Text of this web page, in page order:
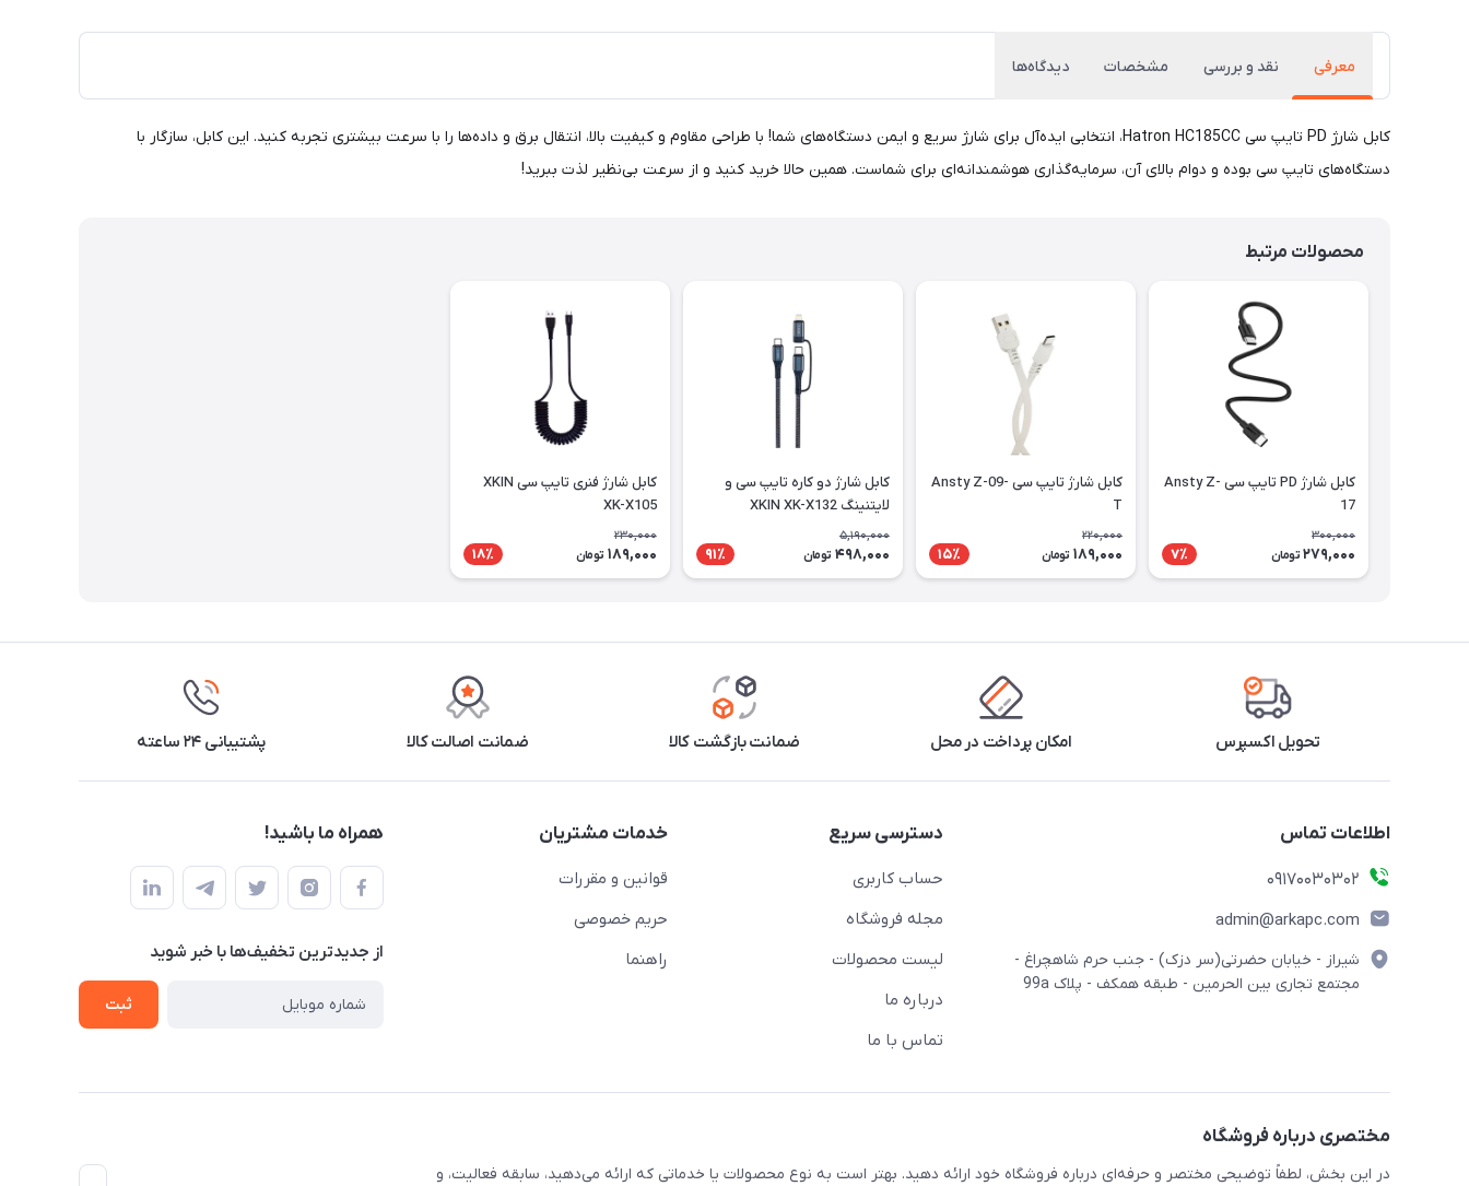
معرفی نقد و بررسی مشخصات دیدگاه‌ها
کابل شارژ PD تایپ سی Hatron HC185CC، انتخابی ایده‌آل برای شارژ سریع و ایمن دستگاه‌های شما! با طراحی مقاوم و کیفیت بالا، انتقال برق و داده‌ها را با سرعت بیشتری تجربه کنید. این کابل، سازگار با
دستگاه‌های تایپ سی بوده و دوام بالای آن، سرمایه‌گذاری هوشمندانه‌ای برای شماست. همین حالا خرید کنید و از سرعت بی‌نظیر لذت ببرید!
محصولات مرتبط
کابل شارژ PD تایپ سی Ansty Z-
17
300,000
279,000 تومان 7٪
کابل شارژ تایپ سی Ansty Z-09-
T
220,000
189,000 تومان 15٪
کابل شارژ دو کاره تایپ سی و
لایتنینگ XKIN XK-X132
5,190,000
498,000 تومان 91٪
کابل شارژ فنری تایپ سی XKIN
XK-X105
230,000
189,000 تومان 18٪
تحویل اکسپرس امکان پرداخت در محل ضمانت بازگشت کالا ضمانت اصالت کالا پشتیبانی ۲۴ ساعته
اطلاعات تماس
09170030302
admin@arkapc.com
شیراز - خیابان حضرتی(سر دزک) - جنب حرم شاهچراغ -
مجتمع تجاری بین الحرمین - طبقه همکف - پلاک 99a
دسترسی سریع
حساب کاربری
مجله فروشگاه
لیست محصولات
درباره ما
تماس با ما
خدمات مشتریان
قوانین و مقررات
حریم خصوصی
راهنما
همراه ما باشید!
از جدید‌ترین تخفیف‌ها با‌ خبر شوید
ثبت
مختصری درباره فروشگاه
در این بخش، لطفاً توضیحی مختصر و حرفه‌ای درباره فروشگاه خود ارائه دهید. بهتر است به نوع محصولات یا خدماتی که ارائه می‌دهید، سابقه فعالیت، و